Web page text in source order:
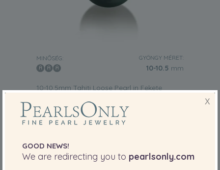
MINŐSÉG: GYÖNGY MÉRET:
10-10.5 mm
10-10.5mm Tahiti Loose Pearl in Fekete
-80%1,779.00 €
355.00
X
GOOD NEWS!
We are redirecting you to pearlsonly.com